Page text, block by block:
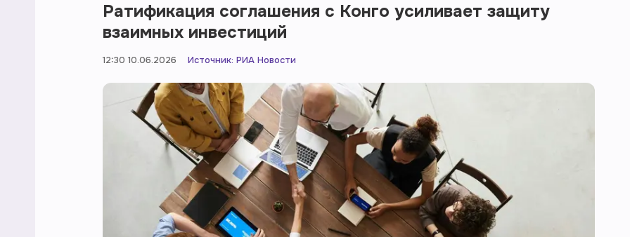
Ратификация соглашения с Конго усиливает защиту
взаимных инвестиций
12:30 10.06.2026 Источник: РИА Новости